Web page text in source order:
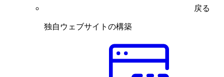
戻る
独自ウェブサイトの構築